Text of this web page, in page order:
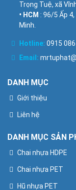
Trọng Tuệ, xã
• HCM : 96/5 Ấp
Minh.
Hotline: 0915
Email:
DANH MỤC
Giới thiệu
Liên hệ
DANH MỤC SẢN
Chai nhựa HDPE
Chai nhựa PET
Hũ nhựa PET